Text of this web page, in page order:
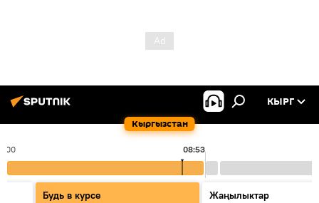
Кыргызстан
КЫРГ
08:53
Будь в курсе
Жаңылыктар